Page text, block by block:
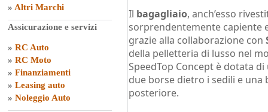
» Altri Marchi
Assicurazione e servizi
» RC Auto
» RC Moto
» Finanziamenti
» Leasing auto
» Noleggio Auto
Il bagagliaio, anch’esso
sorprendentemente capiente
grazie alla collaborazione con
della pelletteria di lusso nel
SpeedTop Concept è dotata
due borse dietro i sedili e
posteriore.